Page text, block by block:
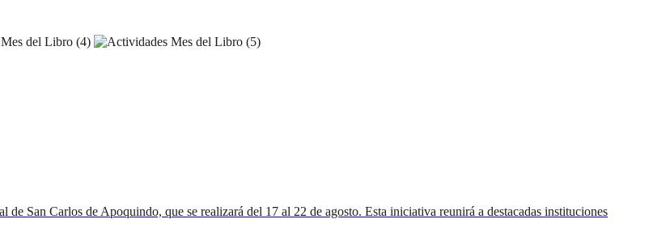
San Carlos de Apoquindo, que se realizará del 17 al 22 de agosto. Esta iniciativa reunirá a destacadas instituciones